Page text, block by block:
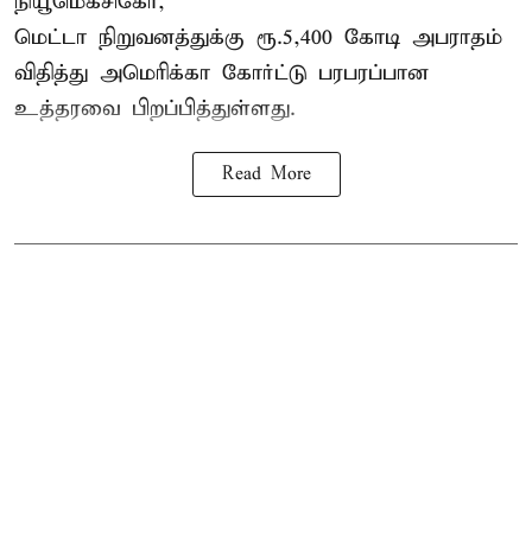
மெட்டா நிறுவனத்துக்கு ரூ.5,400 கோடி அபராதம்
விதித்து அமெரிக்கா கோர்ட்டு பரபரப்பான
உத்தரவை பிறப்பித்துள்ளது.
Read More